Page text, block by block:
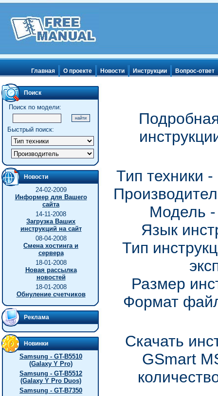
Главная О проекте Новости Инструкции Вопрос-ответ
Поиск
Поиск по модели:
Быстрый поиск:
Новости
24-02-2009
Информер для Вашего
сайта
14-11-2008
Загрузка Ваших
инструкций на сайт
08-04-2008
Смена хостинга и
сервера
18-01-2008
Новая рассылка
новостей
18-01-2008
Обнуление счетчиков
Реклама
Новинки
Samsung - GT-B5510
(Galaxy Y Pro)
Samsung - GT-B5512
(Galaxy Y Pro Duos)
Samsung - GT-B7350
Тип техники
Модель -
Язык
Тип
Размер
Формат
Скачать
GSmart